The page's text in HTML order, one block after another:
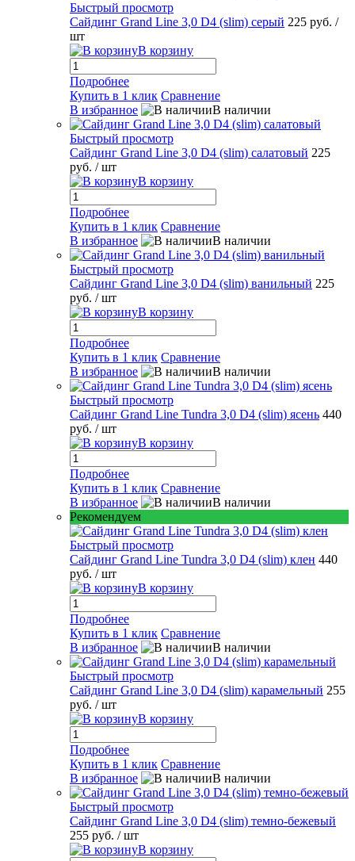
Быстрый просмотр
Сайдинг Grand Line 3,0 D4 (slim) серый 225 руб. /
шт
В корзину
Подробнее
Купить в 1 клик Сравнение
В избранное
В наличии
Быстрый просмотр
Сайдинг Grand Line 3,0 D4 (slim) салатовый 225
руб. / шт
В корзину
Подробнее
Купить в 1 клик Сравнение
В избранное
В наличии
Быстрый просмотр
Сайдинг Grand Line 3,0 D4 (slim) ванильный 225
руб. / шт
В корзину
Подробнее
Купить в 1 клик Сравнение
В избранное
В наличии
Быстрый просмотр
Сайдинг Grand Line Tundra 3,0 D4 (slim) ясень 440
руб. / шт
В корзину
Подробнее
Купить в 1 клик Сравнение
В избранное
В наличии
Рекомендуем
Быстрый просмотр
Сайдинг Grand Line Tundra 3,0 D4 (slim) клен 440
руб. / шт
В корзину
Подробнее
Купить в 1 клик Сравнение
В избранное
В наличии
Быстрый просмотр
Сайдинг Grand Line 3,0 D4 (slim) карамельный 255
руб. / шт
В корзину
Подробнее
Купить в 1 клик Сравнение
В избранное
В наличии
Быстрый просмотр
Сайдинг Grand Line 3,0 D4 (slim) темно-бежевый
255 руб. / шт
В корзину